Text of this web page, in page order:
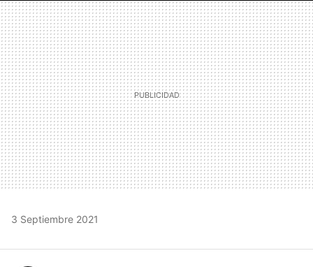
MAIL
3 Septiembre 2021